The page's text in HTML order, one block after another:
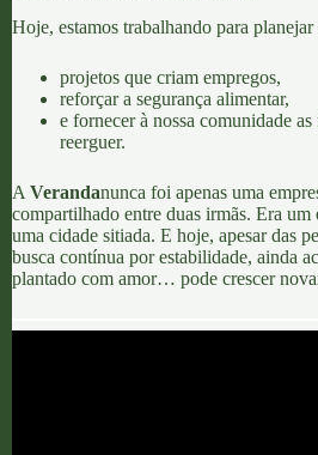
Hoje, estamos trabalhando para
projetos que criam empregos,
reforçar a segurança alimentar,
e fornecer à nossa comunidade as
reerguer.
A Verandanunca foi apenas uma
compartilhado entre duas irmãs. Era um
uma cidade sitiada. E hoje, apesar das
busca contínua por estabilidade, ainda
plantado com amor… pode crescer